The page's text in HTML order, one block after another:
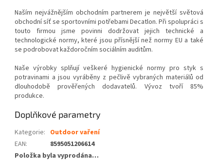
Naším nejvážnějším obchodním partnerem je největší světová
obchodní síť se sportovními potřebami Decatlon. Při spolupráci s
touto firmou jsme povinni dodržovat jejich technické a
technologické normy, které jsou přísnější než normy EU a také
se podrobovat každoročním sociálním auditům.
Naše výrobky splňují veškeré hygienické normy pro styk s
potravinami a jsou vyráběny z pečlivě vybraných materiálů od
dlouhodobě prověřených dodavatelů. Vývoz tvoří 85%
produkce.
Doplňkové parametry
Kategorie: Outdoor vaření
EAN:
8595051206614
Položka byla vyprodána…